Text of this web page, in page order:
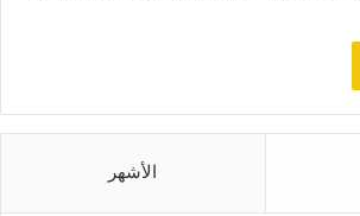
الأشهر